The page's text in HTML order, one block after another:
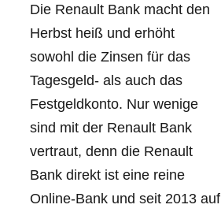
Die Renault Bank macht den
Herbst heiß und erhöht
sowohl die Zinsen für das
Tagesgeld- als auch das
Festgeldkonto. Nur wenige
sind mit der Renault Bank
vertraut, denn die Renault
Bank direkt ist eine reine
Online-Bank und seit 2013 auf